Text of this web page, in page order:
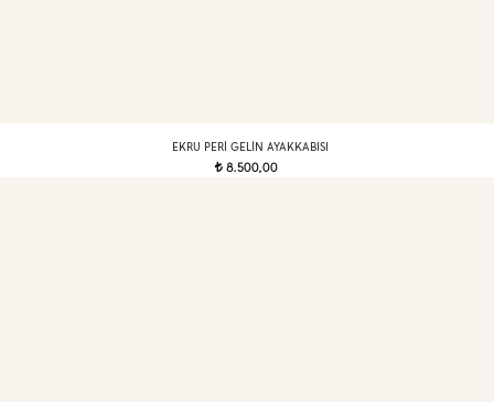
EKRU PERI GELIN AYAKKABISI
t8.500,00